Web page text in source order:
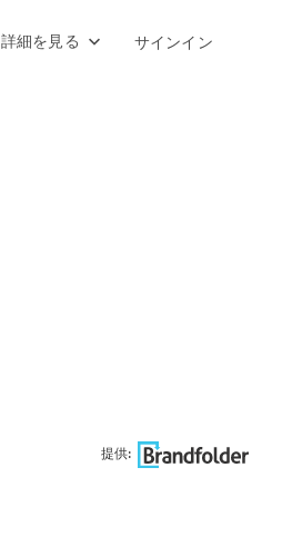
詳細を見る サインイン
提供: